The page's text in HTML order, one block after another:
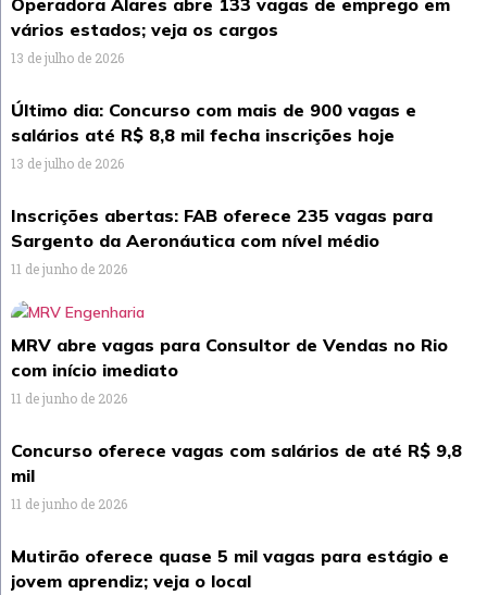
Operadora Alares abre 133 vagas de emprego em
vários estados; veja os cargos
13 de julho de 2026
Último dia: Concurso com mais de 900 vagas e
salários até R$ 8,8 mil fecha inscrições hoje
13 de julho de 2026
Inscrições abertas: FAB oferece 235 vagas para
Sargento da Aeronáutica com nível médio
11 de junho de 2026
MRV abre vagas para Consultor de Vendas no Rio
com início imediato
11 de junho de 2026
Concurso oferece vagas com salários de até R$ 9,8
mil
11 de junho de 2026
Mutirão oferece quase 5 mil vagas para estágio e
jovem aprendiz; veja o local